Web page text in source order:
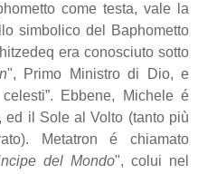
come testa, vale la
simbolico del Baphometto
era conosciuto sotto
", Primo Ministro di Dio, e
Ebbene, Michele é
ed il Sole al Volto (tanto più
Metatron é chiamato
del Mondo", colui nel